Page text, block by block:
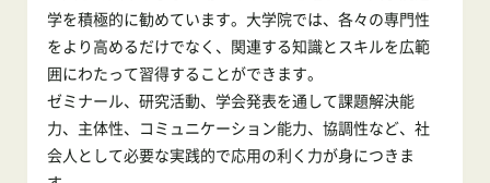
学を積極的に勧めています。大学院では、各々の専門性
をより高めるだけでなく、関連する知識とスキルを広範
囲にわたって習得することができます。
ゼミナール、研究活動、学会発表を通して課題解決能
力、主体性、コミュニケーション能力、協調性など、社
会人として必要な実践的で応用の利く力が身につきま